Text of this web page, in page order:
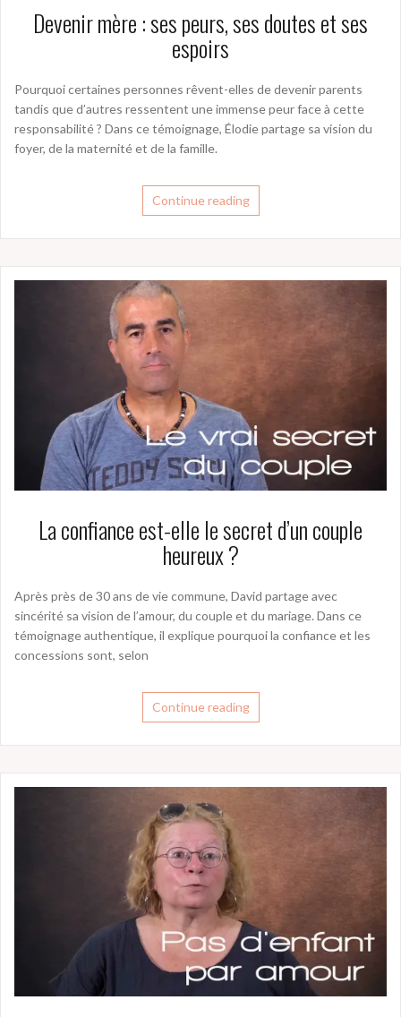
Devenir mère : ses peurs, ses doutes et ses
espoirs
Pourquoi certaines personnes rêvent-elles de devenir parents
tandis que d’autres ressentent une immense peur face à cette
responsabilité ? Dans ce témoignage, Élodie partage sa vision du
foyer, de la maternité et de la famille.
Continue reading
La confiance est-elle le secret d’un couple
heureux ?
Après près de 30 ans de vie commune, David partage avec
sincérité sa vision de l’amour, du couple et du mariage. Dans ce
témoignage authentique, il explique pourquoi la confiance et les
concessions sont, selon
Continue reading